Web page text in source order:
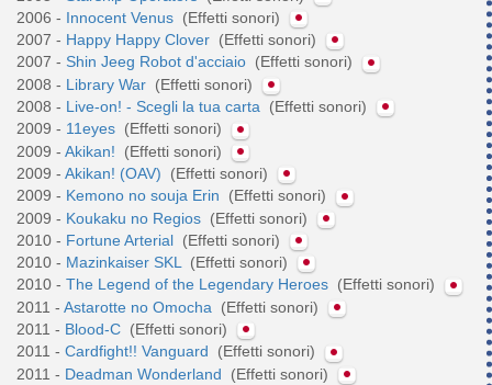
2006 - Innocent Venus (Effetti sonori)
2007 - Happy Happy Clover (Effetti sonori)
2007 - Shin Jeeg Robot d'acciaio (Effetti sonori)
2008 - Library War (Effetti sonori)
2008 - Live-on! - Scegli la tua carta
(Effetti sonori)
2009 - 11eyes (Effetti sonori)
2009 - Akikan!
(Effetti sonori)
2009 - Akikan! (OAV)
(Effetti sonori)
2009 - Kemono no souja Erin
(Effetti sonori)
2009 - Koukaku no Regios (Effetti sonori)
2010 - Fortune Arterial (Effetti sonori)
2010 - Mazinkaiser SKL
(Effetti sonori)
2010 - The Legend of the Legendary Heroes (Effetti sonori)
2011 - Astarotte no Omocha
(Effetti sonori)
2011 - Blood-C (Effetti sonori)
2011 - Cardfight!! Vanguard
(Effetti sonori)
2011 - Deadman Wonderland
(Effetti sonori)